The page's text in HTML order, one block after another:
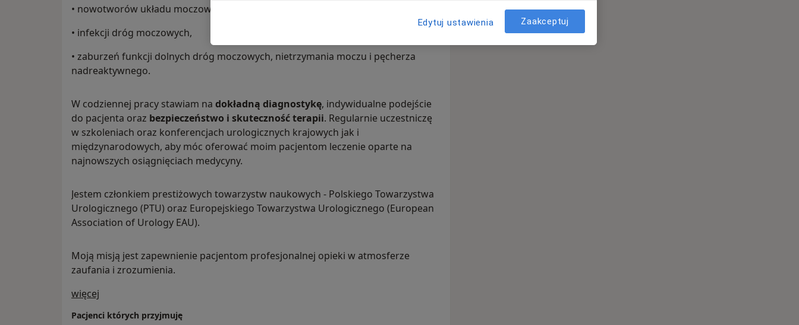
• nowotworów układu moczowego (pęcherza, nerek, prostaty, jądra),
• infekcji dróg moczowych,
• zaburzeń funkcji dolnych dróg moczowych, nietrzymania moczu i pęcherza
nadreaktywnego.
W codziennej pracy stawiam na dokładną diagnostykę, indywidualne podejście
do pacjenta oraz bezpieczeństwo i skuteczność terapii. Regularnie uczestniczę
w szkoleniach oraz konferencjach urologicznych krajowych jak i
międzynarodowych, aby móc oferować moim pacjentom leczenie oparte na
najnowszych osiągnięciach medycyny.
Jestem członkiem prestiżowych towarzystw naukowych - Polskiego Towarzystwa
Urologicznego (PTU) oraz Europejskiego Towarzystwa Urologicznego (European
Association of Urology EAU).
Moją misją jest zapewnienie pacjentom profesjonalnej opieki w atmosferze
zaufania i zrozumienia.
więcej
Pacjenci których przyjmuję
Edytuj ustawienia Zaakceptuj